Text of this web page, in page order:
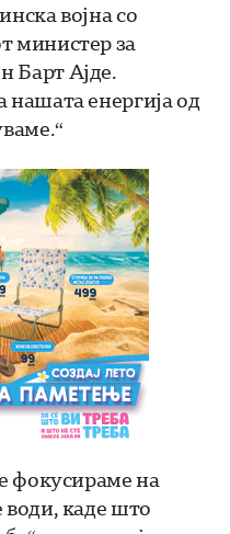
војна со
министер за
Барт Ајде.
нашата енергија од
фокусираме на
води, каде што